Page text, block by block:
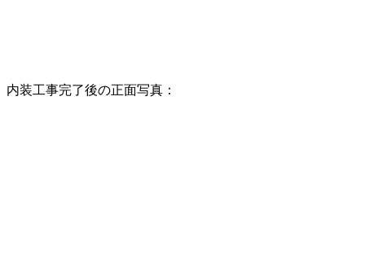
内装工事完了後の正面写真：